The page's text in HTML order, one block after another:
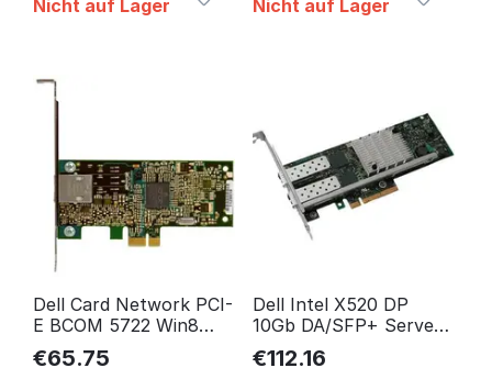
Nicht auf Lager Nicht auf Lager
Dell Card Network PCI-
E BCOM 5722 Win8
9RJTC
€65.75
Dell Intel X520 DP
10Gb DA/SFP+ Server
Adapter,Full Height,Cus
540-BBDR
€112.16